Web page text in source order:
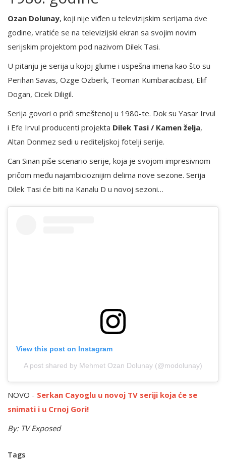
Ozan Dolunay, koji nije viđen u televizijskim serijama dve
godine, vratiće se na televizijski ekran sa svojim novim
serijskim projektom pod nazivom Dilek Tasi.
U pitanju je serija u kojoj glume i uspešna imena kao što su
Perihan Savas, Ozge Ozberk, Teoman Kumbaracibasi, Elif
Dogan, Cicek Diligil.
Serija govori o priči smeštenoj u 1980-te. Dok su Yasar Irvul
i Efe Irvul producenti projekta Dilek Tasi / Kamen želja,
Altan Donmez sedi u rediteljskoj fotelji serije.
Can Sinan piše scenario serije, koja je svojom impresivnom
pričom među najambicioznijim delima nove sezone. Serija
Dilek Tasi će biti na Kanalu D u novoj sezoni…
View this post on Instagram
A post shared by Mehmet Ozan Dolunay (@modolunay)
NOVO - Serkan Cayoglu u novoj TV seriji koja će se
snimati i u Crnoj Gori!
By: TV Exposed
Tags